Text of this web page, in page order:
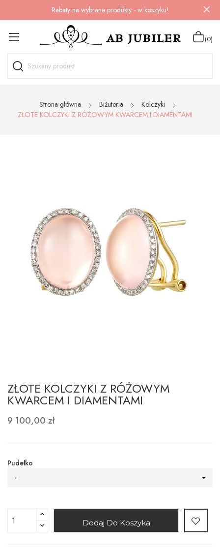
Rabaty na wybrane produkty - w koszyku!
(0)
Strona główna Biżuteria
Kolczyki
ZŁOTE KOLCZYKI Z RÓŻOWYM KWARCEM I DIAMENTAMI
ZŁOTE KOLCZYKI Z RÓŻOWYM
KWARCEM I DIAMENTAMI
9 100,00 zł
Pudełko
-
Dodaj Do Koszyka